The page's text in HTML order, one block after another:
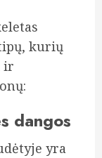
kurių
ir
dangos
yra